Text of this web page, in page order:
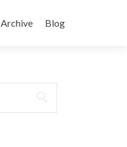
Archive Blog